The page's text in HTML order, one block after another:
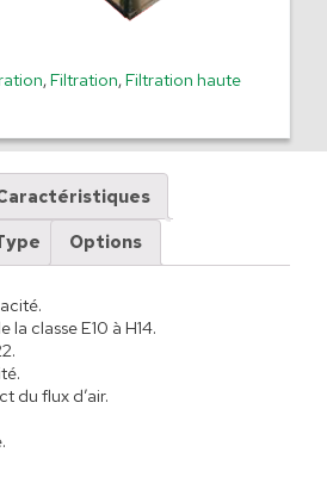
,Filtration,Filtration haute
Options
la classe E10 à H14.
du flux d’air.